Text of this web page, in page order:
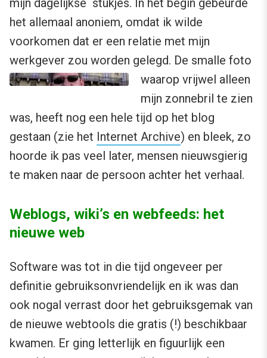
mijn dagelijkse stukjes. In het begin gebeurde
het allemaal anoniem, omdat ik wilde
voorkomen dat er een relatie met mijn
werkgever zou worden gelegd. De smalle foto
waarop vrijwel alleen
mijn zonnebril te zien
was, heeft nog een hele tijd op het blog
gestaan (zie het Internet Archive) en bleek, zo
hoorde ik pas veel later, mensen nieuwsgierig
te maken naar de persoon achter het verhaal.
Weblogs, wiki’s en webfeeds: het
nieuwe web
Software was tot in die tijd ongeveer per
definitie gebruiksonvriendelijk en ik was dan
ook nogal verrast door het gebruiksgemak van
de nieuwe webtools die gratis (!) beschikbaar
kwamen. Er ging letterlijk en figuurlijk een